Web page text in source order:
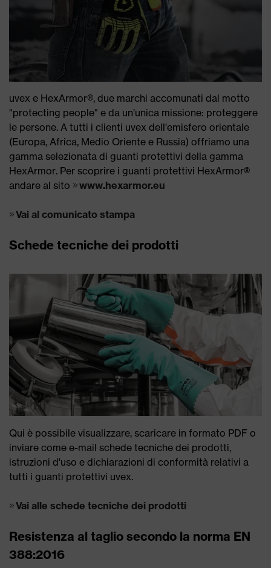
uvex e HexArmor®, due marchi accomunati dal motto
"protecting people" e da un’unica missione: proteggere
le persone. A tutti i clienti uvex dell'emisfero orientale
(Europa, Africa, Medio Oriente e Russia) offriamo una
gamma selezionata di guanti protettivi della gamma
HexArmor. Per scoprire i guanti protettivi HexArmor®
andare al sito
www.hexarmor.eu
Vai al comunicato stampa
Schede tecniche dei prodotti
Qui è possibile visualizzare, scaricare in formato PDF o
inviare come e-mail schede tecniche dei prodotti,
istruzioni d'uso e dichiarazioni di conformità relativi a
tutti i guanti protettivi uvex.
Vai alle schede tecniche dei prodotti
Resistenza al taglio secondo la norma EN
388:2016